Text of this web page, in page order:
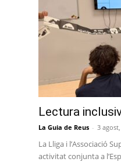
Lectura
La Guia de Reus - 3
La Lliga i l’Associació
activitat conjunta a